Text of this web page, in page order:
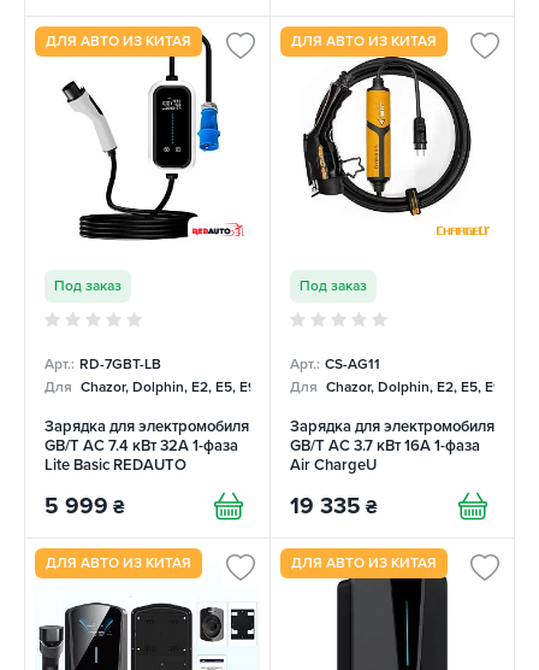
ДЛЯ АВТО ИЗ КИТАЯ
Под заказ
Арт.: RD-7GBT-LB
Для Chazor, Dolphin, E2, E5, E9, Mercedes
Зарядка для электромобиля
GB/T AC 7.4 кВт 32А 1-фаза
Lite Basic REDAUTO
5 999 ₴
ДЛЯ АВТО ИЗ КИТАЯ
Под заказ
Арт.: CS-AG11
Для Chazor, Dolphin, E2, E5, E9,
Зарядка для электромобиля
GB/T AC 3.7 кВт 16А 1-фаза
Air ChargeU
19 335 ₴
ДЛЯ АВТО ИЗ КИТАЯ ДЛЯ АВТО ИЗ КИТАЯ